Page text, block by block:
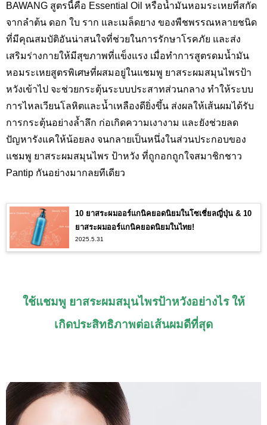
BAWANG สูตรนี้คือ Essential Oil หรือน้ำมันหอมระเหยที่สกัด
จากลำต้น ดอก ใบ ราก และเมล็ดยาง ของพืชพรรณหลายชนิด
ที่มีคุณสมบัติอันน่าสนใจที่ช่วยในการรักษาโรคภัย และส่ง
เสริมร่างกายให้มีสุขภาพที่แข็งแรง เมื่อทำการสูตรดมน้ำมัน
หอมระเหยสูตรพิเศษที่ผสมอยู่ในแชมพู ยาสระผมสมุนไพรป้า
หวังเข้าไป จะช่วยกระตุ้นระบบประสาทส่วนกลาง ทำให้ระบบ
การไหลเวียนโลหิตและน้ำเหลืองดียิ่งขึ้น ส่งผลให้เส้นผมได้รับ
การกระตุ้นอย่างล้ำลึก ก่อเกิดความเงางาม และยังช่วยลด
ปัญหารังแคให้น้อยลง จนกลายเป็นหนึ่งในส่วนประกอบของ
แชมพู ยาสระผมสมุนไพร ป้าหวัง ที่ถูกอกถูกใจสมาชิกชาว
Pantip กันอย่างมากลยทีเดียว
10 ยาสระผมออร์แกนิคยอดนิยมในโซเชี่ยลญี่ปุ่น & 10
ยาสระผมออร์แกนิคยอดนิยมในไทย!
2025.5.31
ใช้แชมพู ยาสระผมสมุนไพรป้าหวังอย่างไร ให้
เกิดประสิทธิภาพต่อเส้นผมดีที่สุด